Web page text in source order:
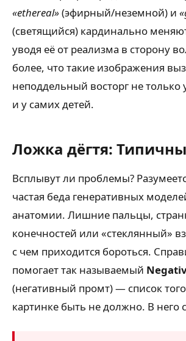
«ethereal»(эфирный/неземной) и
(светящийся) кардинально
уводя её от реализма в сторону
более, что такие изображения
неподдельный восторг не только
и у самих детей.
Ложка дёгтя:
Всплывут ли проблемы?
частая беда генеративных
анатомии. Лишние пальцы,
конечностей или «стеклянный»
с чем приходится бороться.
помогает так называемый
(негативный промт) — список
картинке быть не должно. В него